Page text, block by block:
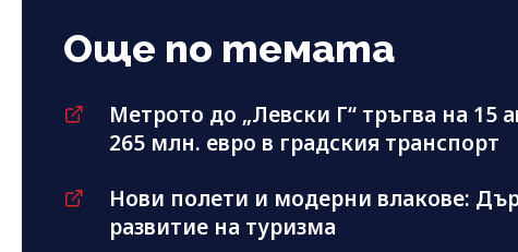
Още по темата
Метрото до „Левски Г“ тръгва на 15
265 млн. евро в градския транспорт
Нови полети и модерни влакове:
развитие на туризма